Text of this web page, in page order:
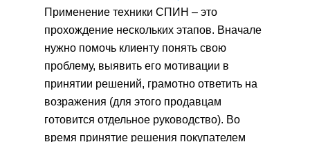
Применение техники СПИН – это
прохождение нескольких этапов. Вначале
нужно помочь клиенту понять свою
проблему, выявить его мотивации в
принятии решений, грамотно ответить на
возражения (для этого продавцам
готовится отдельное руководство). Во
время принятие решения покупателем